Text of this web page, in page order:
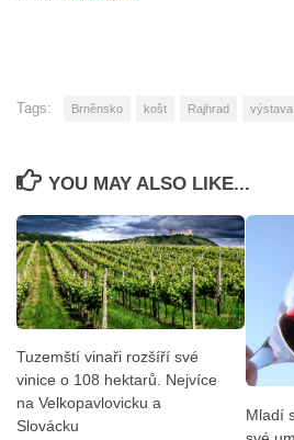
Tags: Brněnsko košt Rajhrad výstava
YOU MAY ALSO LIKE...
Tuzemští vinaři rozšíří své
vinice o 108 hektarů. Nejvíce
na Velkopavlovicku a
Slovácku
Mladí